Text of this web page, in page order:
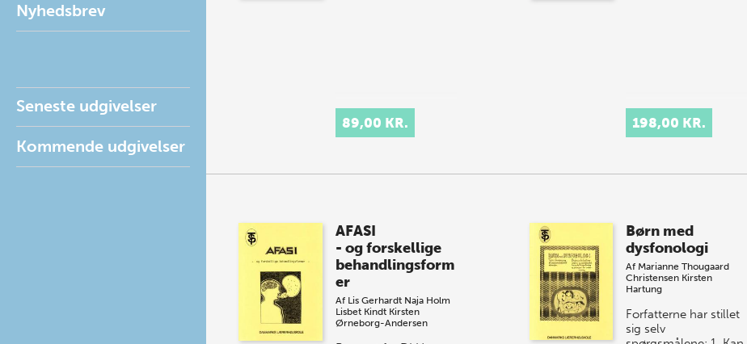
Nyhedsbrev
Seneste udgivelser
Kommende udgivelser
89,00 KR. 198,00 KR.
AFASI
- og forskellige
behandlingsform
er
Af Lis Gerhardt Naja Holm
Lisbet Kindt Kirsten
Ørneborg-Andersen
Børn med
dysfonologi
Af Marianne Thougaard
Christensen Kirsten
Hartung
Forfatterne har stillet
sig selv